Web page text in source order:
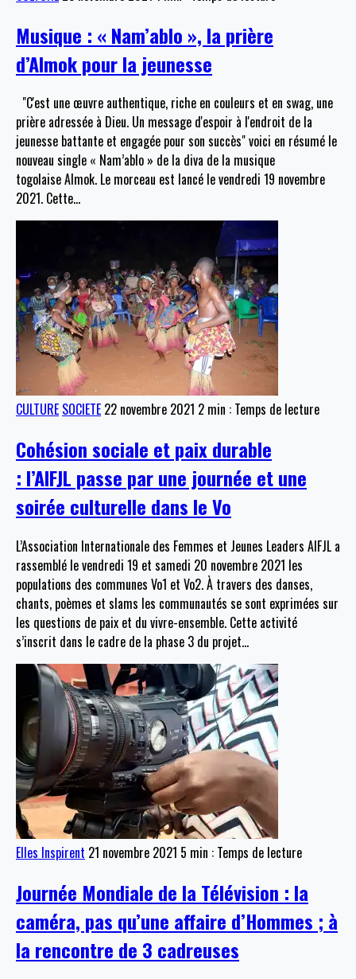
Musique : « Nam’ablo », la prière
d’Almok pour la jeunesse
"C'est une œuvre authentique, riche en couleurs et en swag, une
prière adressée à Dieu. Un message d'espoir à l'endroit de la
jeunesse battante et engagée pour son succès" voici en résumé le
nouveau single « Nam’ablo » de la diva de la musique
togolaise Almok. Le morceau est lancé le vendredi 19 novembre
2021. Cette…
CULTURE SOCIETE 22 novembre 2021 2 min : Temps de lecture
Cohésion sociale et paix durable
: l’AIFJL passe par une journée et une
soirée culturelle dans le Vo
L’Association Internationale des Femmes et Jeunes Leaders AIFJL a
rassemblé le vendredi 19 et samedi 20 novembre 2021 les
populations des communes Vo1 et Vo2. À travers des danses,
chants, poèmes et slams les communautés se sont exprimées sur
les questions de paix et du vivre-ensemble. Cette activité
s’inscrit dans le cadre de la phase 3 du projet…
Elles Inspirent 21 novembre 2021 5 min : Temps de lecture
Journée Mondiale de la Télévision : la
caméra, pas qu’une affaire d’Hommes ; à
la rencontre de 3 cadreuses